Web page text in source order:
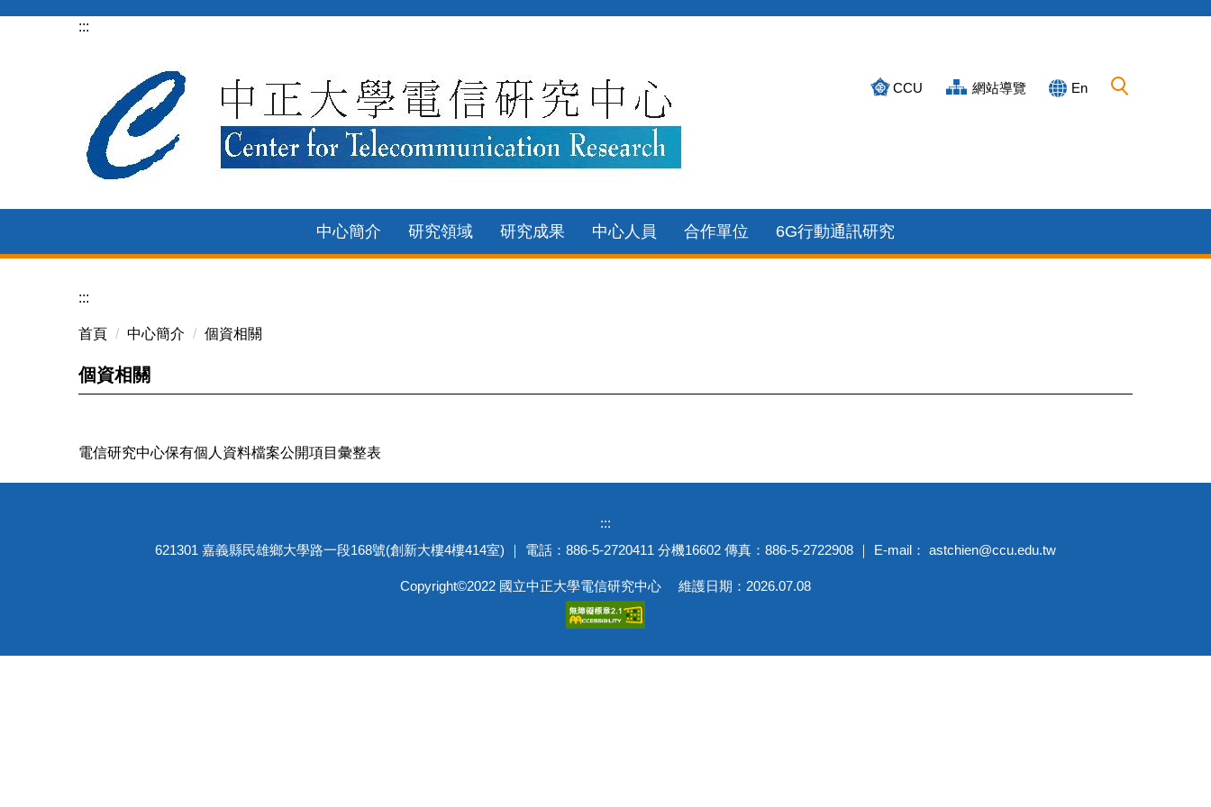
:::
CCU 網站導覽 En
中心簡介 研究領域 研究成果 中心人員 合作單位 6G行動通訊研究
:::
首頁 中心簡介 個資相關
個資相關
電信研究中心保有個人資料檔案公開項目彙整表
:::
621301 嘉義縣民雄鄉大學路一段168號(創新大樓4樓414室) ｜ 電話：886-5-2720411 分機16602 傳真：886-5-2722908 ｜ E-mail： astchien@ccu.edu.tw
Copyright©2022 國立中正大學電信研究中心 維護日期：2026.07.08